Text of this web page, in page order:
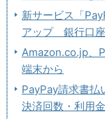
新サービス「
アップ 銀行口
Amazon.co.jp、
端末から
PayPay請求書
決済回数・利用